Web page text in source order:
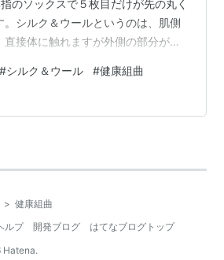
のソックスで５枚目だけが先の丸く
。シルク＆ウールというのは、肌側
接体に触れますが外側の部分がウ
羊毛、裏は絹の二重構造 これが、
コの素材で柔らかくあたたかで、
。他の絹やウールの靴下の履き心地
にラインがついているので、1本線
線、3本線と順に履…
#シルク＆ウール #健康組曲
> 健康組曲
ルプ 開発ブログ
はてなブログトップ
Hatena.